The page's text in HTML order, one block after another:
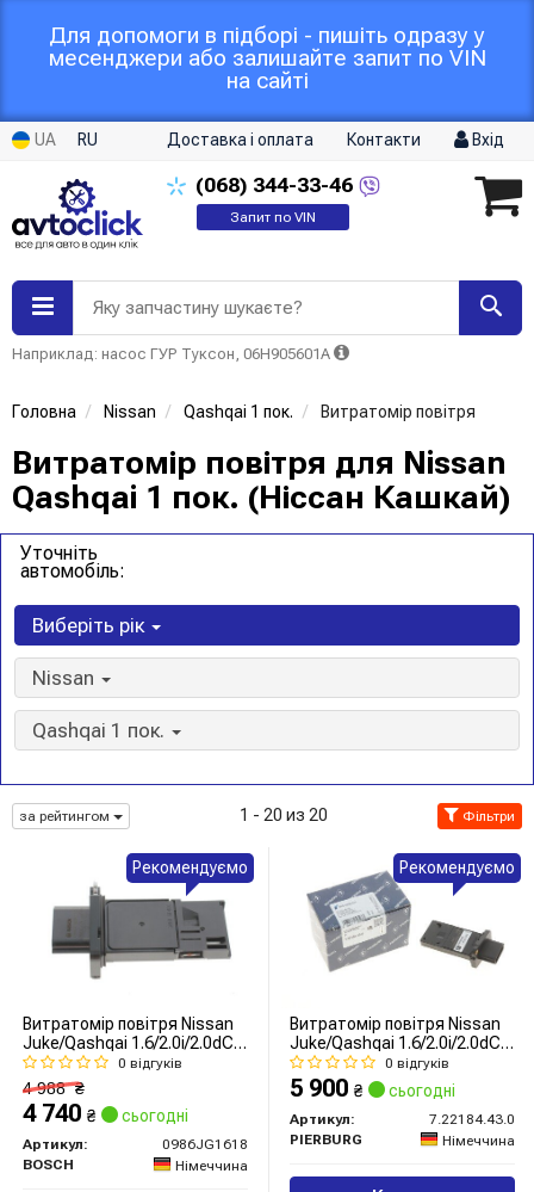
Для допомоги в підборі - пишіть одразу у
месенджери або залишайте запит по VIN
на сайті
UA RU Доставка і оплата Контакти Вхід
(068) 344-33-46
Запит по VIN
Яку запчастину шукаєте?
Наприклад: насос ГУР Туксон, 06H905601A
Головна Nissan Qashqai 1 пок. Витратомір повітря
Витратомір повітря для Nissan
Qashqai 1 пок. (Ніссан Кашкай)
Уточніть
автомобіль:
Виберіть рік
Nissan
Qashqai 1 пок.
за рейтингом 1 - 20 из 20 Фільтри
Витратомір повітря Nissan
Juke/Qashqai 1.6/2.0i/2.0dCi
07- (вставка)0 відгуків
4 988₴
4 740 ₴ сьогодні
Артикул:
0986JG1618
BOSCH
Німеччина
Рекомендуємо
Витратомір повітря Nissan
Juke/Qashqai 1.6/2.0i/2.0dCi
07- (вставка)0 відгуків
5 900 ₴ сьогодні
Артикул:
7.22184.43.0
PIERBURG
Німеччина
Рекомендуємо